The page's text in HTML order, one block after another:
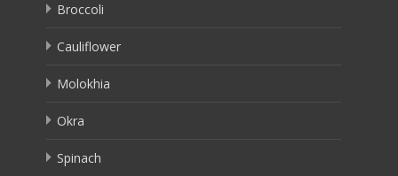
Broccoli
Cauliflower
Molokhia
Okra
Spinach